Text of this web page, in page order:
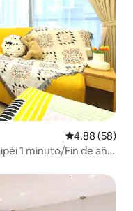
Calificación
4.88 (58)
1 minuto/Fin de año
8 personas